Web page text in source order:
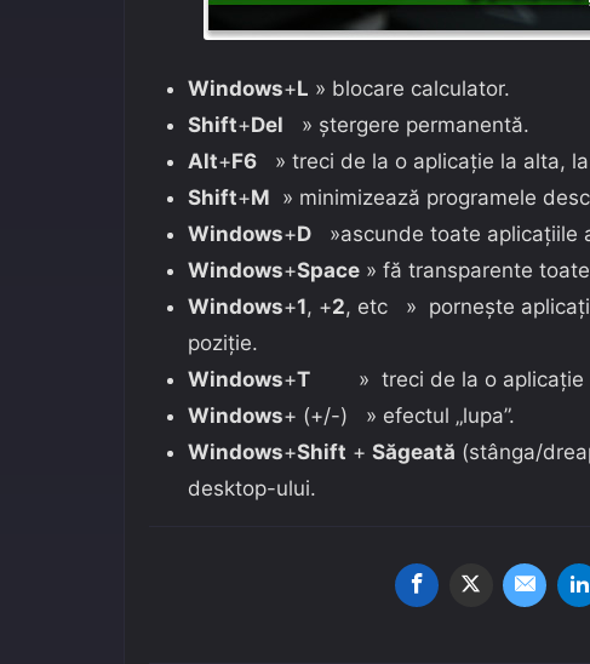
Windows+L » blocare calculator.
Shift+Del » ștergere permanentă.
Alt+F6 » treci de la o aplicație la alta,
Shift+M » minimizează programele
Windows+D »ascunde toate aplicațiile
Windows+Space » fă transparente
Windows+1, +2, etc » pornește
poziție.
Windows+T » treci de la o aplicație
Windows+ (+/-) » efectul „lupa”.
Windows+Shift + Săgeată (stânga/
desktop-ului.